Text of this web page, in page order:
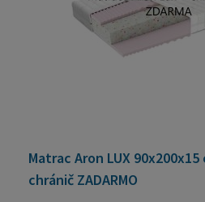
Matrac Aron LUX 90x200x15
chránič ZADARMO